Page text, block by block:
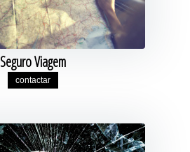
Seguro Viagem
contactar